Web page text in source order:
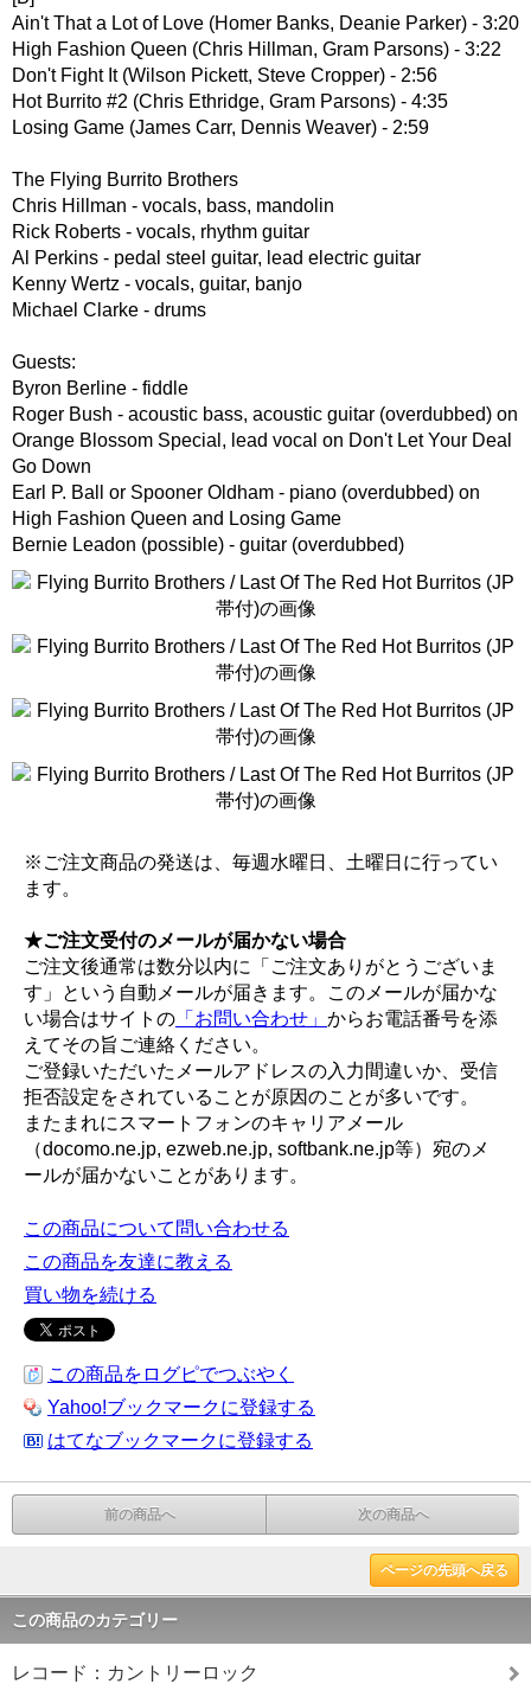
Ain't That a Lot of Love (Homer Banks, Deanie Parker) - 3:20
High Fashion Queen (Chris Hillman, Gram Parsons) - 3:22
Don't Fight It (Wilson Pickett, Steve Cropper) - 2:56
Hot Burrito #2 (Chris Ethridge, Gram Parsons) - 4:35
Losing Game (James Carr, Dennis Weaver) - 2:59
The Flying Burrito Brothers
Chris Hillman - vocals, bass, mandolin
Rick Roberts - vocals, rhythm guitar
Al Perkins - pedal steel guitar, lead electric guitar
Kenny Wertz - vocals, guitar, banjo
Michael Clarke - drums
Guests:
Byron Berline - fiddle
Roger Bush - acoustic bass, acoustic guitar (overdubbed) on
Orange Blossom Special, lead vocal on Don't Let Your Deal
Go Down
Earl P. Ball or Spooner Oldham - piano (overdubbed) on
High Fashion Queen and Losing Game
Bernie Leadon (possible) - guitar (overdubbed)
※ご注文商品の発送は、毎週水曜日、土曜日に行ってい
ます。
★ご注文受付のメールが届かない場合
ご注文後通常は数分以内に「ご注文ありがとうございま
す」という自動メールが届きます。このメールが届かな
い場合はサイトの 「お問い合わせ」 からお電話番号を添
えてその旨ご連絡ください。
ご登録いただいたメールアドレスの入力間違いか、受信
拒否設定をされていることが原因のことが多いです。
またまれにスマートフォンのキャリアメール
（docomo.ne.jp, ezweb.ne.jp, softbank.ne.jp等）宛のメ
ールが届かないことがあります。
この商品について問い合わせる
この商品を友達に教える
買い物を続ける
この商品をログピでつぶやく
Yahoo!ブックマークに登録する
はてなブックマークに登録する
前の商品へ 次の商品へ
ページの先頭へ戻る
この商品のカテゴリー
レコード：カントリーロック